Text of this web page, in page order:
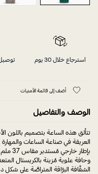
استرجاع خلال 30 يوم
أضف إلى قائمة الأمنيات
الوصف والتفاصيل
تتألق هذه الساعة بتصميم باللون
العريقة في صناعة الساعات
وحافة علوية مُزينة بالكريستال
الشفَّافة البرَّاقة المتراصَّة على